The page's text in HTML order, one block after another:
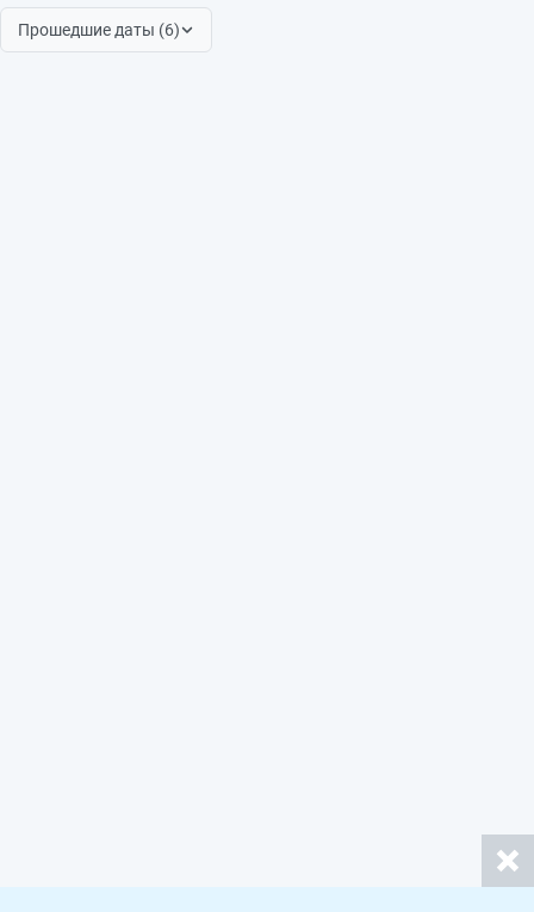
Прошедшие даты (6)